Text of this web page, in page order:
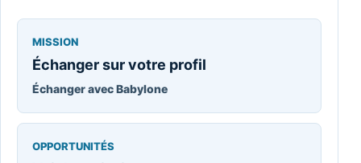
MISSION
Échanger sur votre profil
Échanger avec Babylone
OPPORTUNITÉS